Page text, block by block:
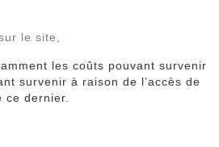
le site,
les coûts pouvant survenir
survenir à raison de l’accès de
dernier.